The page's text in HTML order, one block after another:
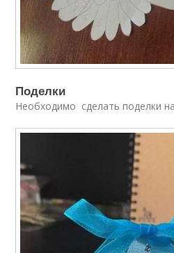
Поделки
Необходимо сделать поделки